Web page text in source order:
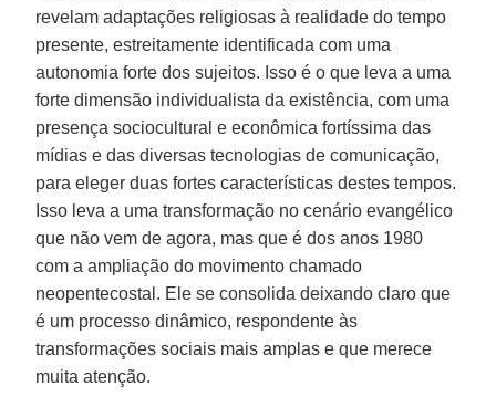
revelam adaptações religiosas à realidade do tempo
presente, estreitamente identificada com uma
autonomia forte dos sujeitos. Isso é o que leva a uma
forte dimensão individualista da existência, com uma
presença sociocultural e econômica fortíssima das
mídias e das diversas tecnologias de comunicação,
para eleger duas fortes características destes tempos.
Isso leva a uma transformação no cenário evangélico
que não vem de agora, mas que é dos anos 1980
com a ampliação do movimento chamado
neopentecostal. Ele se consolida deixando claro que
é um processo dinâmico, respondente às
transformações sociais mais amplas e que merece
muita atenção.